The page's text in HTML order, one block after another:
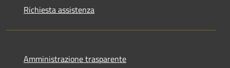
Richiesta assistenza
Amministrazione trasparente